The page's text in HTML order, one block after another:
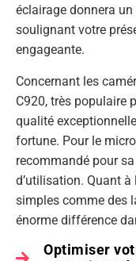
éclairage donnera
soulignant votre
engageante.
Concernant les
C920, très populaire
qualité
fortune. Pour le
recommandé pour
d’utilisation. Quant à
simples comme des
énorme différence
Optimiser